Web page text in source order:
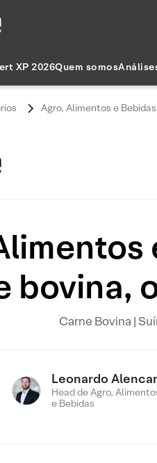
XP 2026Quem somos
Agro, Alimentos e
bovina,
Carne Bovina |
Leonardo Alencar
Head de Agro,
e Bebidas